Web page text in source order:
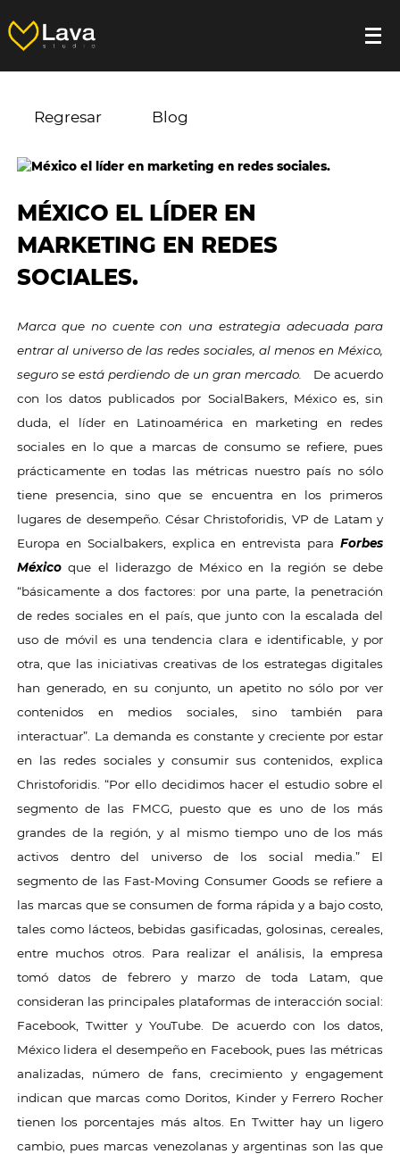
Regresar Blog
MÉXICO EL LÍDER EN
MARKETING EN REDES
SOCIALES.
Marca que no cuente con una estrategia adecuada para
entrar al universo de las redes sociales, al menos en México,
seguro se está perdiendo de un gran mercado.
De acuerdo
con los datos publicados por SocialBakers, México es, sin
duda, el líder en Latinoamérica en marketing en redes
sociales en lo que a marcas de consumo se refiere, pues
prácticamente en todas las métricas nuestro país no sólo
tiene presencia, sino que se encuentra en los primeros
lugares de desempeño. César Christoforidis, VP de Latam y
Europa en Socialbakers, explica en entrevista paraForbes
Méxicoque el liderazgo de México en la región se debe
“básicamente a dos factores: por una parte, la penetración
de redes sociales en el país, que junto con la escalada del
uso de móvil es una tendencia clara e identificable, y por
otra, que las iniciativas creativas de los estrategas digitales
han generado, en su conjunto, un apetito no sólo por ver
contenidos en medios sociales, sino también para
interactuar”. La demanda es constante y creciente por estar
en las redes sociales y consumir sus contenidos, explica
Christoforidis. “Por ello decidimos hacer el estudio sobre el
segmento de las FMCG, puesto que es uno de los más
grandes de la región, y al mismo tiempo uno de los más
activos dentro del universo de los social media.” El
segmento de las Fast-Moving Consumer Goods se refiere a
las marcas que se consumen de forma rápida y a bajo costo,
tales como lácteos, bebidas gasificadas, golosinas, cereales,
entre muchos otros. Para realizar el análisis, la empresa
tomó datos de febrero y marzo de toda Latam, que
consideran las principales plataformas de interacción social:
Facebook, Twitter y YouTube. De acuerdo con los datos,
México lidera el desempeño en Facebook, pues las métricas
analizadas, número de fans, crecimiento y engagement
indican que marcas como Doritos, Kinder y Ferrero Rocher
tienen los porcentajes más altos. En Twitter hay un ligero
cambio, pues marcas venezolanas y argentinas son las que